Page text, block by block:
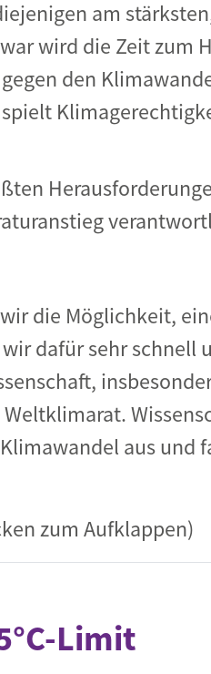
am
wird die Zeit zum
den
die Möglichkeit,
dafür sehr schnell
Weltklimarat.
aus und
zum Aufklappen)
Limit